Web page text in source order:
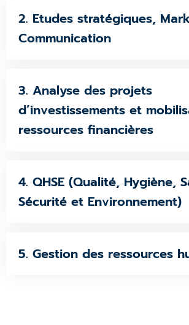
2. Etudes stratégiques,
Communication
3. Analyse des projets
d’investissements et
ressources financières
4. QHSE (Qualité, Hygiène,
Sécurité et Environnement)
5. Gestion des ressources